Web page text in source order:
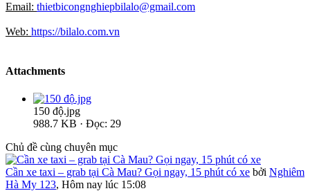
Email: thietbicongnghiepbilalo@gmail.com
Web: https://bilalo.com.vn
Attachments
150 độ.jpg
988.7 KB · Đọc: 29
Chủ đề cùng chuyên mục
Cần xe taxi – grab tại Cà Mau? Gọi ngay, 15 phút có xe bởi Nghiêm
Hà My 123, Hôm nay lúc 15:08